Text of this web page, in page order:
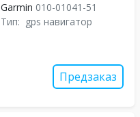
Garmin 010-01041-51
Тип: gps навигатор
Предзаказ